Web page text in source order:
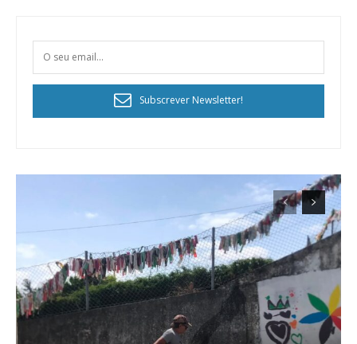
Subscrever Newsletter!